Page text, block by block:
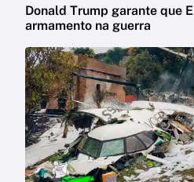
Donald Trump garante que
armamento na guerra